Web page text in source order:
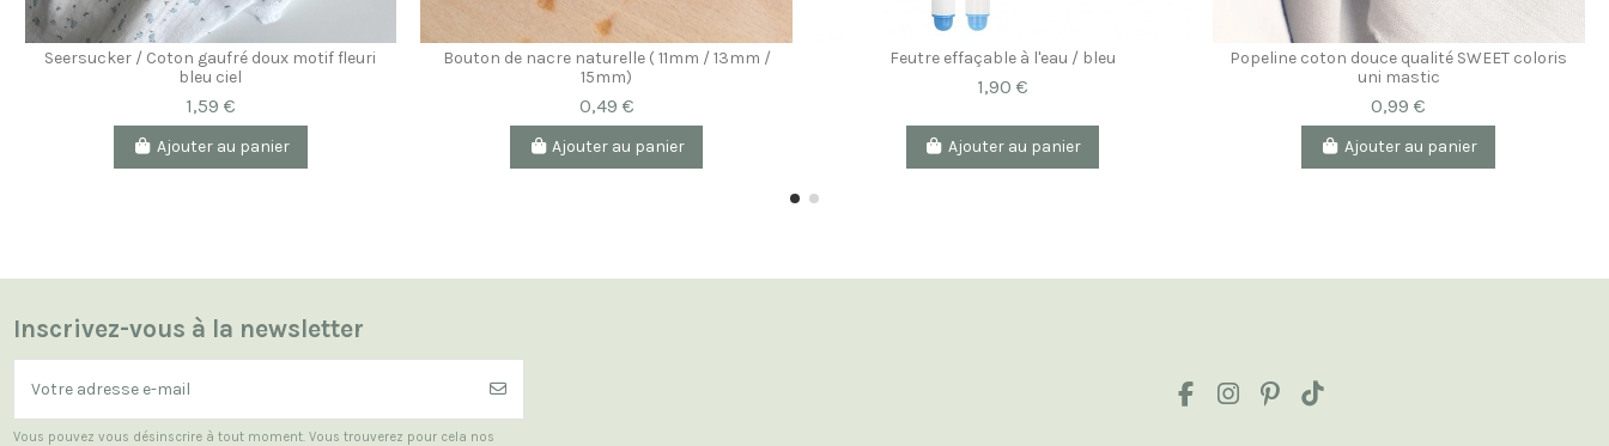
Seersucker / Coton gaufré doux motif fleuri
bleu ciel
1,59 €
Ajouter au panier
Bouton de nacre naturelle ( 11mm / 13mm /
15mm)
0,49 €
Ajouter au panier
Feutre effaçable à l'eau / bleu
1,90 €
Ajouter au panier
Popeline coton douce qualité SWEET coloris
uni mastic
0,99 €
Ajouter au panier
Inscrivez-vous à la newsletter
Vous pouvez vous désinscrire à tout moment. Vous trouverez pour cela nos